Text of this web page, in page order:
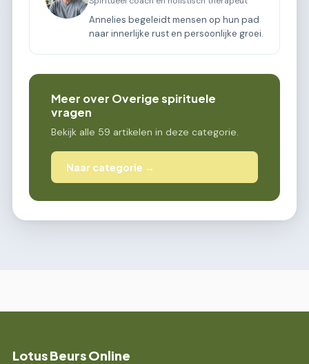
Annelies begeleidt mensen op hun pad
naar innerlijke rust en persoonlijke groei.
Meer over Overige spirituele
vragen
Bekijk alle 59 artikelen in deze categorie.
Naar categorie →
Lotus Beurs Online